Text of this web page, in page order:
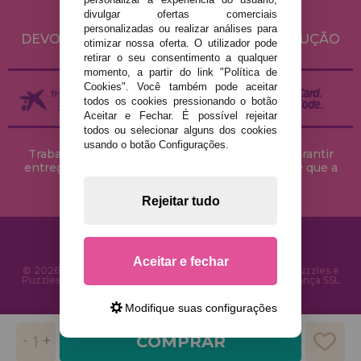
COMPRAR
ENVIO E DEVOLUÇÕES
DEVOLUÇÕES / DIREITO DE LIVRE RESOLUÇÃO
Trabalhamos com stocks permanentes para garantir
entregas rápidas no território peninsular, desde que a
© 2026 CasaDoPuzzle.com - Loja Online para comprar Puzzles e
Puzzles na Internet. Entrega rápida em 24 horas e segurança SSL
divulgar ofertas comerciais
personalizadas ou realizar análises para
otimizar nossa oferta. O utilizador pode
retirar o seu consentimento a qualquer
momento, a partir do link "Política de
Cookies". Você também pode aceitar
todos os cookies pressionando o botão
Aceitar e Fechar. É possível rejeitar
todos ou selecionar alguns dos cookies
usando o botão Configurações.
Rejeitar tudo
Aceitar e fechar
Modifique suas configurações